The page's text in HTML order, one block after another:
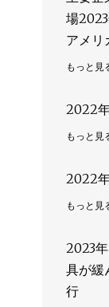
場
アメリ
ョナル
ル、海
もっと見
2022
もっと見
2022
もっと見
2023
具が緩
行